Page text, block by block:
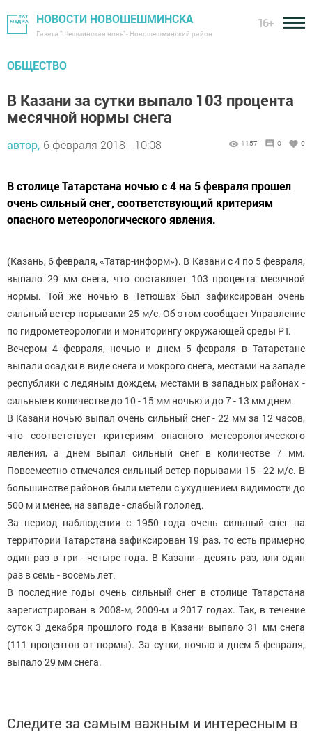
НОВОСТИ НОВОШЕШМИНСКА
Газета "Шешминская новь" - Новошешминский район
16+
ОБЩЕСТВО
В Казани за сутки выпало 103 процента
месячной нормы снега
автор, 6 февраля 2018 - 10:08 1157 0 0
В столице Татарстана ночью с 4 на 5 февраля прошел
очень сильный снег, соответствующий критериям
опасного метеорологического явления.
(Казань, 6 февраля, «Татар-информ»). В Казани с 4 по 5 февраля,
выпало 29 мм снега, что составляет 103 процента месячной
нормы. Той же ночью в Тетюшах был зафиксирован очень
сильный ветер порывами 25 м/с. Об этом сообщает Управление
по гидрометеорологии и мониторингу окружающей среды РТ.
Вечером 4 февраля, ночью и днем 5 февраля в Татарстане
выпали осадки в виде снега и мокрого снега, местами на западе
республики с ледяным дождем, местами в западных районах -
сильные в количестве до 10 - 15 мм ночью и до 7 - 13 мм днем.
В Казани ночью выпал очень сильный снег - 22 мм за 12 часов,
что соответствует критериям опасного метеорологического
явления, а днем выпал сильный снег в количестве 7 мм.
Повсеместно отмечался сильный ветер порывами 15 - 22 м/с. В
большинстве районов были метели с ухудшением видимости до
500 м и менее, на западе - слабый гололед.
За период наблюдения с 1950 года очень сильный снег на
территории Татарстана зафиксирован 19 раз, то есть примерно
один раз в три - четыре года. В Казани - девять раз, или один
раз в семь - восемь лет.
В последние годы очень сильный снег в столице Татарстана
зарегистрирован в 2008-м, 2009-м и 2017 годах. Так, в течение
суток 3 декабря прошлого года в Казани выпало 31 мм снега
(111 процентов от нормы). За сутки, ночью и днем 5 февраля,
выпало 29 мм снега.
Следите за самым важным и интересным в